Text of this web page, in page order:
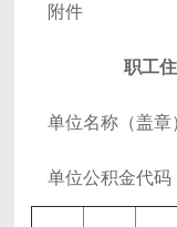
附件
职工
单位名称（盖章
单位公积金代码